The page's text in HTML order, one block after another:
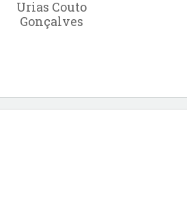
Urias Couto
Gonçalves